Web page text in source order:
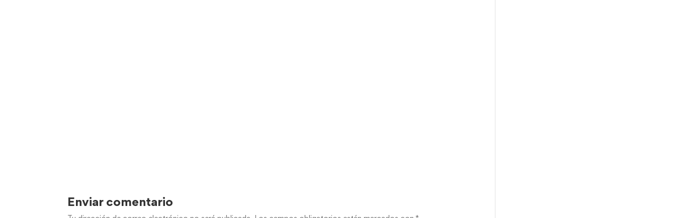
Enviar comentario